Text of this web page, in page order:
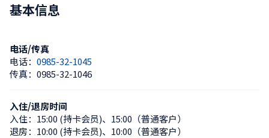
基本信息
电话/传真
电话： 0985-32-1045
传真： 0985-32-1046
入住/退房时间
入住： 15:00 (持卡会员)、 15:00（普通客户）
退房： 10:00 (持卡会员)、 10:00（普通客户）